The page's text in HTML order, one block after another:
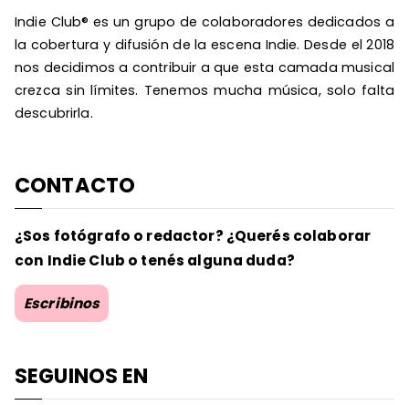
Indie Club® es un grupo de colaboradores dedicados a
la cobertura y difusión de la escena Indie. Desde el 2018
nos decidimos a contribuir a que esta camada musical
crezca sin límites. Tenemos mucha música, solo falta
descubrirla.
CONTACTO
¿Sos fotógrafo o redactor? ¿Querés colaborar
con Indie Club o tenés alguna duda?
Escribinos
SEGUINOS EN